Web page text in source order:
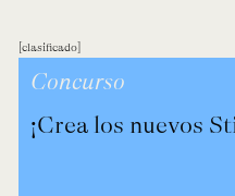
clasificado
Concurso
¡Crea los nuevos